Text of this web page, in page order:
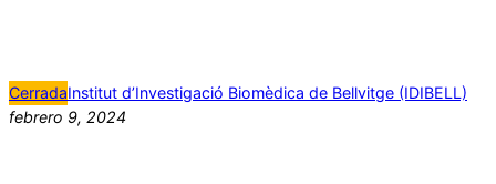
CerradaInstitut d’Investigació Biomèdica de Bellvitge (IDIBELL)
febrero 9, 2024